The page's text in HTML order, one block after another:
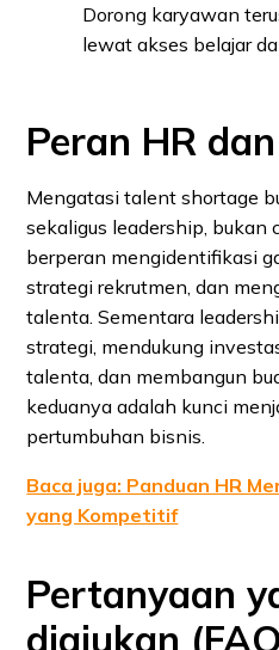
Dorong karyawan
lewat akses belajar
Peran HR
Mengatasi talent shortage
sekaligus leadership, bukan
berperan mengidentifikasi
strategi rekrutmen, dan
talenta. Sementara
strategi, mendukung
talenta, dan membangun
keduanya adalah kunci
pertumbuhan bisnis.
Baca juga: Panduan HR
yang Kompetitif
Pertanyaan
diajukan